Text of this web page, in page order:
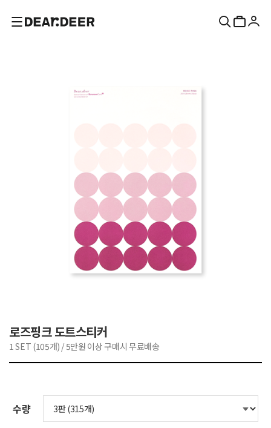
로즈핑크 도트스티커
1 SET (105개) / 5만원 이상 구매시 무료배송
수량